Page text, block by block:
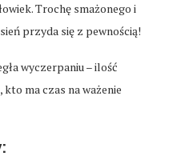
Trochę smażonego i
przyda się z pewnością!
wyczerpaniu – ilość
ma czas na ważenie